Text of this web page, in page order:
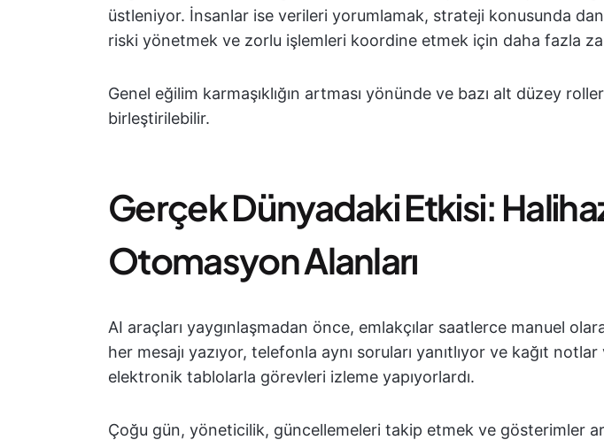
üstleniyor. İnsanlar ise verileri yorumlamak, strateji konusunda
riski yönetmek ve zorlu işlemleri koordine etmek için daha fazla
Genel eğilim karmaşıklığın artması yönünde ve bazı alt düzey
birleştirilebilir.
Gerçek Dünyadaki Etkisi:
Otomasyon Alanları
AI araçları yaygınlaşmadan önce, emlakçılar saatlerce manuel
her mesajı yazıyor, telefonla aynı soruları yanıtlıyor ve kağıt
elektronik tablolarla görevleri izleme yapıyorlardı.
Çoğu gün, yöneticilik, güncellemeleri takip etmek ve gösterimler